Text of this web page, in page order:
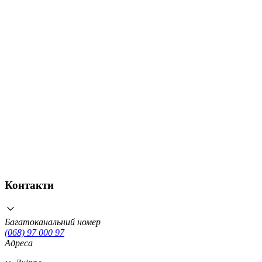
Контакти
Багатоканальний номер
(068) 97 000 97
Адреса